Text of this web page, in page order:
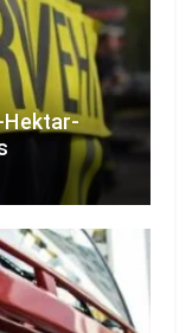
Hektar-